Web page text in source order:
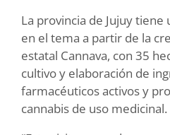
La provincia de Jujuy tiene
en el tema a partir de la
estatal Cannava, con 35
cultivo y elaboración de
farmacéuticos activos y
cannabis de uso medicinal.